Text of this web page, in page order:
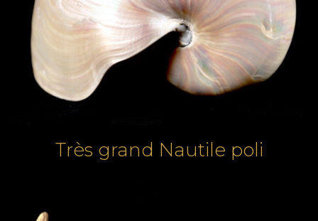
Très grand Nautile poli